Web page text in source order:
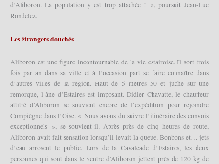
d’Aliboron. La population y est trop attachée ! », poursuit Jean-Luc
Rondelez.
Les étrangers douchés
Aliboron est une figure incontournable de la vie estairoise. Il sort trois
fois par an dans sa ville et à l’occasion part se faire connaître dans
d’autres villes de la région. Haut de 5 mètres 50 et juché sur une
remorque, l’âne d’Estaires est imposant. Didier Chavatte, le chauffeur
attitré d’Aliboron se souvient encore de l’expédition pour rejoindre
Compiègne dans l’Oise. « Nous avons dû suivre l’itinéraire des convois
exceptionnels », se souvient-il. Après près de cinq heures de route,
Aliboron avait fait sensation lorsqu’il levait la queue. Bonbons et… jets
d’eau arrosent le public. Lors de la Cavalcade d’Estaires, les deux
personnes qui sont dans le ventre d’Aliboron jettent près de 120 kg de